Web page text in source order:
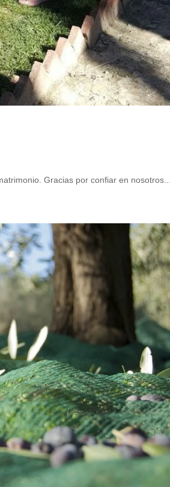
Gracias por confiar en nosotros....